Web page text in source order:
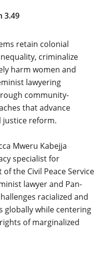
3.49
retain colonial
criminalize
harm women and
lawyering
community-
that advance
justice reform.
Mweru Kabejja
specialist for
the Civil Peace Service
lawyer and Pan-
racialized and
globally while centering
of marginalized